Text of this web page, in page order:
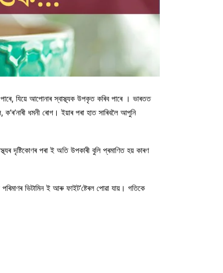
পাৰে, যিয়ে আপোনাৰ স্বাস্থ্যক উপকৃত কৰিব পাৰে । ভাৰতত
ধমনী ৰোগ। ইয়াৰ পৰা হাত সাৰিবলৈ আপুনি
দৃষ্টিকোণৰ পৰা ই অতি উপকাৰী বুলি প্ৰমাণিত হয় কাৰণ
ভিটামিন ই আৰু ফাইট’ষ্টেৰল পোৱা যায়। গতিকে